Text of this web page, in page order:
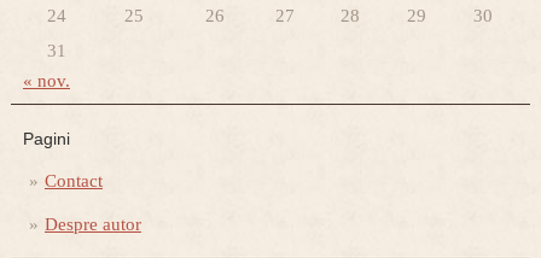
24
25 26 27 28 29
30
31
« nov.
Pagini
Contact
Despre autor